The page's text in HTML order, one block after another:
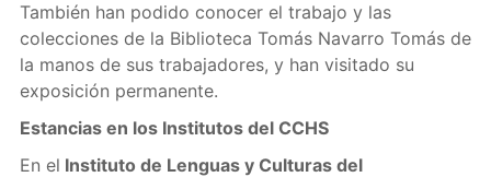
También han podido conocer el trabajo y las
colecciones de la Biblioteca Tomás Navarro Tomás de
la manos de sus trabajadores, y han visitado su
exposición permanente.
Estancias en los Institutos del CCHS
En el Instituto de Lenguas y Culturas del